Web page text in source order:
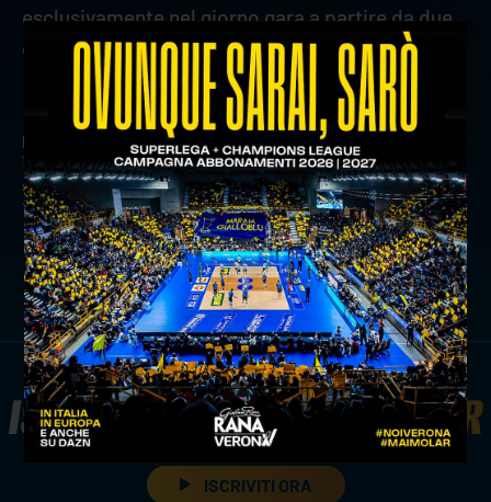
esclusivamente nel giorno gara a partire da due
ore dall'inizio del match
precedente:le parole di coach stoytchev in vista del nono
turno di ritorno contro piacenza
successivo:rana verona-padova fissata per domenica 23
febbraio alle 20.30
news prima squadra
ISCRIVITI ALLANEWSLETTER
ISCRIVITI ORA